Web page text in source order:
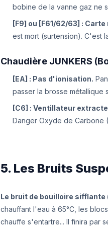
bobine de la vanne gaz ne
[F9] ou [F61/62/63] :
est mort (surtension). C'est
Chaudière JUNKERS
[EA] : Pas d'ionisation.
passer la brosse métallique
[C6] : Ventillateur
Danger Oxyde de Carbone
5. Les Bruits
Le bruit de bouilloire sifflante
chauffant l'eau à 65°C, les
chauffe s'entartre... Il finira par